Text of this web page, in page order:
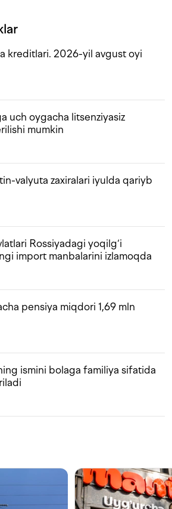
kreditlari. 2026-yil avgust oyi
uch oygacha litsenziyasiz
mumkin
valyuta zaxiralari iyulda qariyb
Rossiyadagi yoqilg‘i
import manbalarini izlamoqda
pensiya miqdori 1,69 mln
ismini bolaga familiya sifatida